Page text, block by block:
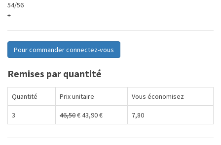
54/56
+
Pour commander connectez-vous
Remises par quantité
Quantité Prix unitaire Vous économisez
3 46,50€43,90€ 7,80